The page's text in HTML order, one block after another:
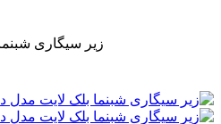
زیر سیگاری